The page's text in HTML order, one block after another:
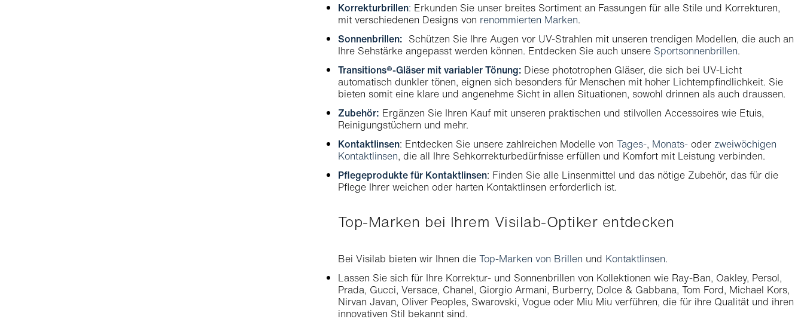
Korrekturbrillen: Erkunden Sie unser breites Sortiment an Fassungen für alle Stile und Korrekturen,
mit verschiedenen Designs von renommierten Marken.
Sonnenbrillen: Schützen Sie Ihre Augen vor UV-Strahlen mit unseren trendigen Modellen, die auch an
Ihre Sehstärke angepasst werden können. Entdecken Sie auch unsere Sportsonnenbrillen.
Transitions®-Gläser mit variabler Tönung: Diese phototrophen Gläser, die sich bei UV-Licht
automatisch dunkler tönen, eignen sich besonders für Menschen mit hoher Lichtempfindlichkeit. Sie
bieten somit eine klare und angenehme Sicht in allen Situationen, sowohl drinnen als auch draussen.
Zubehör: Ergänzen Sie Ihren Kauf mit unseren praktischen und stilvollen Accessoires wie Etuis,
Reinigungstüchern und mehr.
Kontaktlinsen: Entdecken Sie unsere zahlreichen Modelle von Tages-, Monats-oder zweiwöchigen
Kontaktlinsen, die all Ihre Sehkorrekturbedürfnisse erfüllen und Komfort mit Leistung verbinden.
Pflegeprodukte für Kontaktlinsen: Finden Sie alle Linsenmittel und das nötige Zubehör, das für die
Pflege Ihrer weichen oder harten Kontaktlinsen erforderlich ist.
Top-Marken bei Ihrem Visilab-Optiker entdecken
Bei Visilab bieten wir Ihnen die Top-Marken von Brillen und Kontaktlinsen.
Lassen Sie sich für Ihre Korrektur- und Sonnenbrillen von Kollektionen wie Ray-Ban, Oakley, Persol,
Prada, Gucci, Versace, Chanel, Giorgio Armani, Burberry, Dolce & Gabbana, Tom Ford, Michael Kors,
Nirvan Javan, Oliver Peoples, Swarovski, Vogue oder Miu Miu verführen, die für ihre Qualität und ihren
innovativen Stil bekannt sind.